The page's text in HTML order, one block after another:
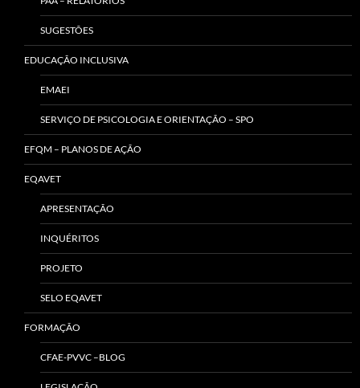
SUGESTÕES
EDUCAÇÃO INCLUSIVA
EMAEI
SERVIÇO DE PSICOLOGIA E ORIENTAÇÃO – SPO
EFQM – PLANOS DE AÇÃO
EQAVET
APRESENTAÇÃO
INQUÉRITOS
PROJETO
SELO EQAVET
FORMAÇÃO
CFAE-PVVC –BLOG